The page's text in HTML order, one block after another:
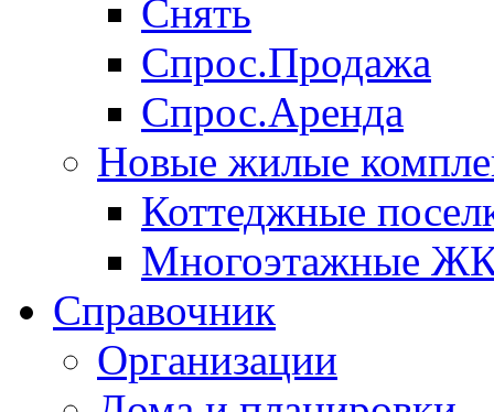
Снять
Спрос.Продажа
Спрос.Аренда
Новые жилые
Коттеджные
Многоэтажные
Справочник
Организации